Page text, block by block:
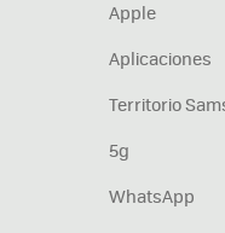
Apple
Aplicaciones
Territorio
5g
WhatsApp